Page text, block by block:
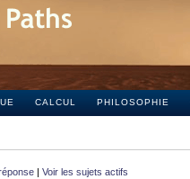
CALCUL PHILOSOPHIE
| Voir les sujets actifs